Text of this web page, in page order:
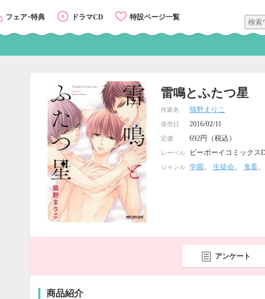
フェア･特典 ドラマCD 特設ページ一覧
雷鳴とふたつ星
作家名 猫野まりこ
発売日 2016/02/11
定価 692円（税込）
レーベル ビーボーイコミックス
ジャンル 学園 、 生徒会、 鬼畜、
アンケート
商品紹介